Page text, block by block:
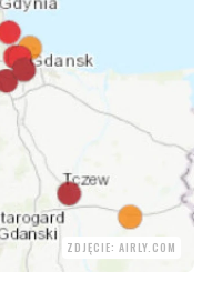
ZDJĘCIE: AIRLY.COM